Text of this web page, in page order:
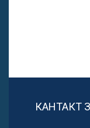
КАНТАКТ